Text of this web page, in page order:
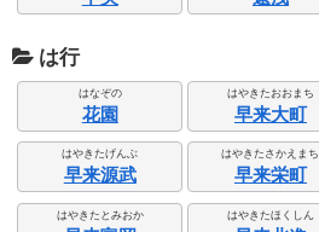
は行
はなぞの
花園
はやきたおおまち
早来大町
はやきたげんぶ
早来源武
はやきたさかえまち
早来栄町
はやきたとみおか はやきたほくしん